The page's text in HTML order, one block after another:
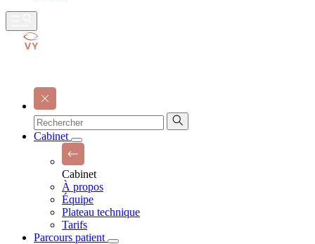
Cabinet
Cabinet
À propos
Équipe
Plateau technique
Tarifs
Parcours patient